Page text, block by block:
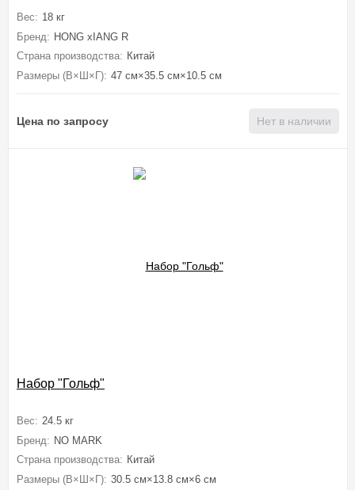
Вес: 18 кг
Бренд: HONG xIANG R
Страна производства: Китай
Размеры (В×Ш×Г): 47 см×35.5 см×10.5 см
Цена по запросу Нет в наличии
Набор "Гольф"
Вес: 24.5 кг
Бренд: NO MARK
Страна производства: Китай
Размеры (В×Ш×Г): 30.5 см×13.8 см×6 см